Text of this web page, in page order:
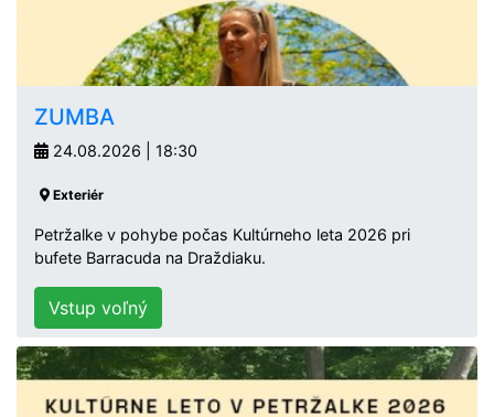
ZUMBA
24.08.2026 | 18:30
Exteriér
Petržalke v pohybe počas Kultúrneho leta 2026 pri
bufete Barracuda na Draždiaku.
Vstup voľný